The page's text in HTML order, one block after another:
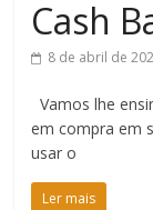
Cash
8 de abril de
Vamos lhe
em compra em
usar o
Ler mais